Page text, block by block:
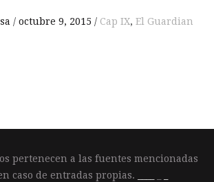
octubre 9, 2015 Cap IX, El Guardian
pertenecen a las fuentes mencionadas
caso de entradas propias.